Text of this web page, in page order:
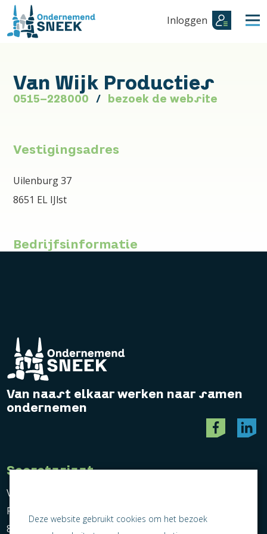
Inloggen
Van Wijk Producties
0515-228000 bezoek de website
Vestigingsadres
Uilenburg 37
8651 EL IJlst
Bedrijfsinformatie
Van naast elkaar werken naar samen
ondernemen
Secretariaat
Vereniging Ondernemend Sneek
Postbus 464
8600 AL Sneek
Deze website gebruikt cookies om het bezoek